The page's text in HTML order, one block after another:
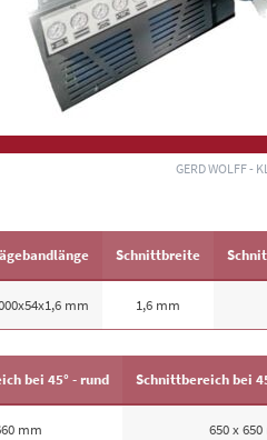
GERD WOLFF -
mm
Schnittbreite
1,6 mm
bei 45° - rund
mm
Schnittbereich bei
650 x